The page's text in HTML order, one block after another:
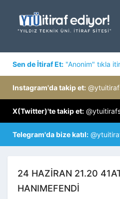
Sen de İtiraf Et: "Anonim" tıkla
Instagram'da takip et:
X(Twitter)'te takip et:
Telegram'da bize katıl:
24 HAZIRAN 21.20
HANIMEFENDI